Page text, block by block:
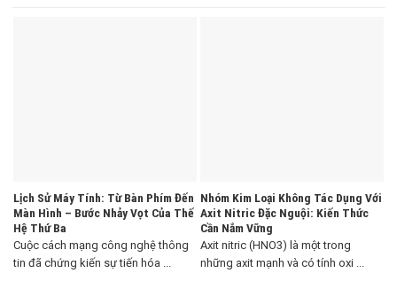
Lịch Sử Máy Tính: Từ Bàn Phím Đến
Màn Hình – Bước Nhảy Vọt Của Thế
Hệ Thứ Ba
Cuộc cách mạng công nghệ thông
tin đã chứng kiến sự tiến hóa ...
Nhóm Kim Loại Không Tác Dụng Với
Axit Nitric Đặc Nguội: Kiến Thức
Cần Nắm Vững
Axit nitric (HNO3) là một trong
những axit mạnh và có tính oxi ...